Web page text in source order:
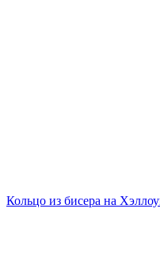
Кольцо из бисера на